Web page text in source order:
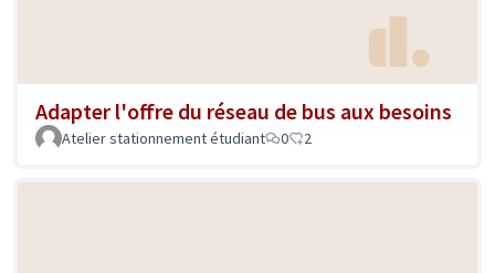
Adapter l'offre du réseau de bus aux besoins
Atelier stationnement étudiant 0 2